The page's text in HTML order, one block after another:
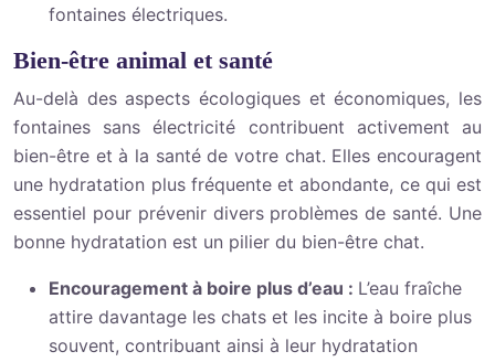
fontaines électriques.
Bien-être animal et santé
Au-delà des aspects écologiques et économiques, les
fontaines sans électricité contribuent activement au
bien-être et à la santé de votre chat. Elles encouragent
une hydratation plus fréquente et abondante, ce qui est
essentiel pour prévenir divers problèmes de santé. Une
bonne hydratation est un pilier du bien-être chat.
Encouragement à boire plus d’eau : L’eau fraîche
attire davantage les chats et les incite à boire plus
souvent, contribuant ainsi à leur hydratation